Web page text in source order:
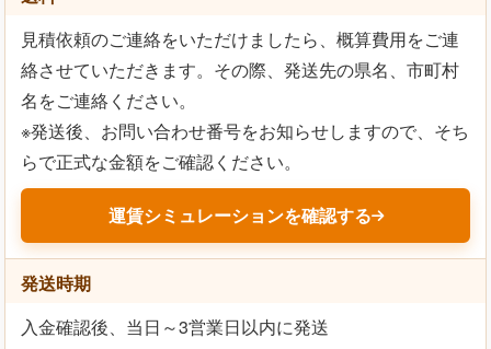
見積依頼のご連絡をいただけましたら、概算費用をご連
絡させていただきます。その際、発送先の県名、市町村
名をご連絡ください。
※発送後、お問い合わせ番号をお知らせしますので、そち
らで正式な金額をご確認ください。
運賃シミュレーションを確認する
発送時期
入金確認後、当日～3営業日以内に発送